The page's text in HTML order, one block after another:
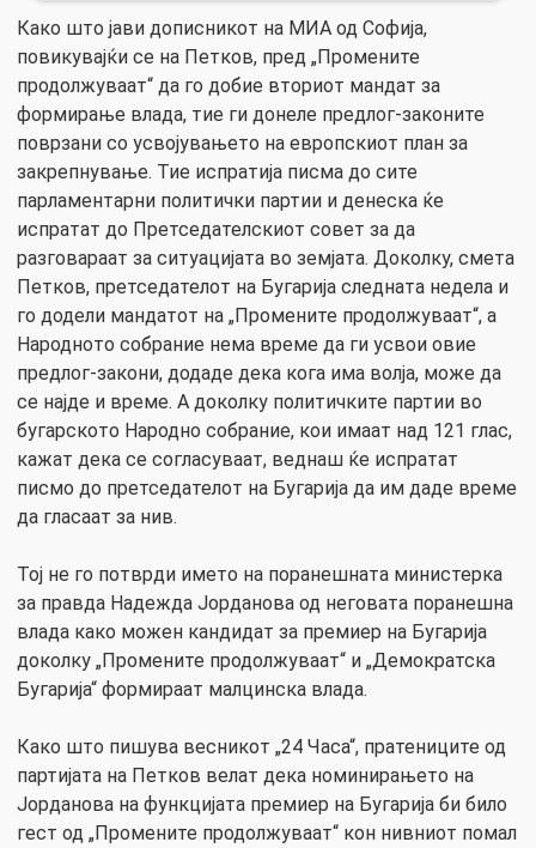
Како што јави дописникот на МИА од Софија,
повикувајќи се на Петков, пред „Промените
продолжуваат“ да го добие вториот мандат за
формирање влада, тие ги донеле предлог-законите
поврзани со усвојувањето на европскиот план за
закрепнување. Тие испратија писма до сите
парламентарни политички партии и денеска ќе
испратат до Претседателскиот совет за да
разговараат за ситуацијата во земјата. Доколку, смета
Петков, претседателот на Бугарија следната недела и
го додели мандатот на „Промените продолжуваат“, а
Народното собрание нема време да ги усвои овие
предлог-закони, додаде дека кога има волја, може да
се најде и време. А доколку политичките партии во
бугарското Народно собрание, кои имаат над 121 глас,
кажат дека се согласуваат, веднаш ќе испратат
писмо до претседателот на Бугарија да им даде време
да гласаат за нив.
Тој не го потврди името на поранешната министерка
за правда Надежда Јорданова од неговата поранешна
влада како можен кандидат за премиер на Бугарија
доколку „Промените продолжуваат“ и „Демократска
Бугарија“ формираат малцинска влада.
Како што пишува весникот „24 Часа“, пратениците од
партијата на Петков велат дека номинирањето на
Јорданова на функцијата премиер на Бугарија би било
гест од „Промените продолжуваат“ кон нивниот помал